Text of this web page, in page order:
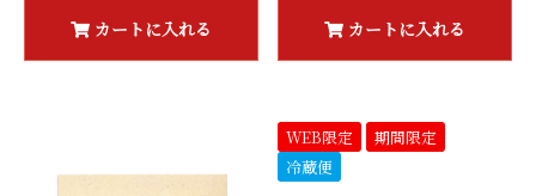
カートに入れる カートに入れる
WEB限定
期間限定
冷蔵便